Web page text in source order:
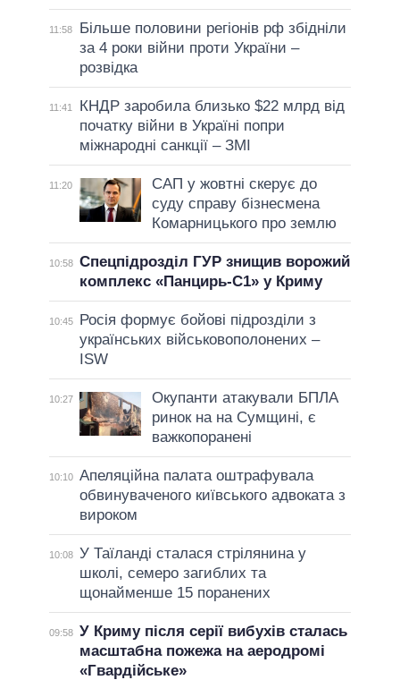
11:58
Більше половини регіонів рф збідніли
за 4 роки війни проти України –
розвідка
11:41
КНДР заробила близько $22 млрд від
початку війни в Україні попри
міжнародні санкції – ЗМІ
11:20
САП у жовтні скерує до
суду справу бізнесмена
Комарницького про землю
10:58 Спецпідрозділ ГУР знищив ворожий
комплекс «Панцирь-С1» у Криму
10:45
Росія формує бойові підрозділи з
українських військовополонених –
ISW
10:27
Окупанти атакували БПЛА
ринок на на Сумщині, є
важкопоранені
10:10 Апеляційна палата оштрафувала
обвинуваченого київського адвоката з
вироком
10:08 У Таїланді сталася стрілянина у
школі, семеро загиблих та
щонайменше 15 поранених
09:58 У Криму після серії вибухів сталась
масштабна пожежа на аеродромі
«Гвардійське»